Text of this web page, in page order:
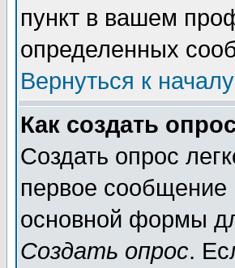
пункт в вашем
определенных
Вернуться к началу
Как создать
Создать опрос
первое сообщение
основной формы
Создать опрос.